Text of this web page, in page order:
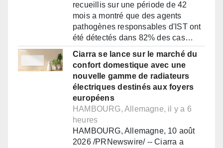
recueillis sur une période de 42
mois a montré que des agents
pathogènes responsables d'IST ont
été détectés dans 82% des cas…
Ciarra se lance sur le marché du
confort domestique avec une
nouvelle gamme de radiateurs
électriques destinés aux foyers
européens
HAMBOURG, Allemagne, il y a 6
heures
HAMBOURG, Allemagne, 10 août
2026 /PRNewswire/ -- Ciarra a